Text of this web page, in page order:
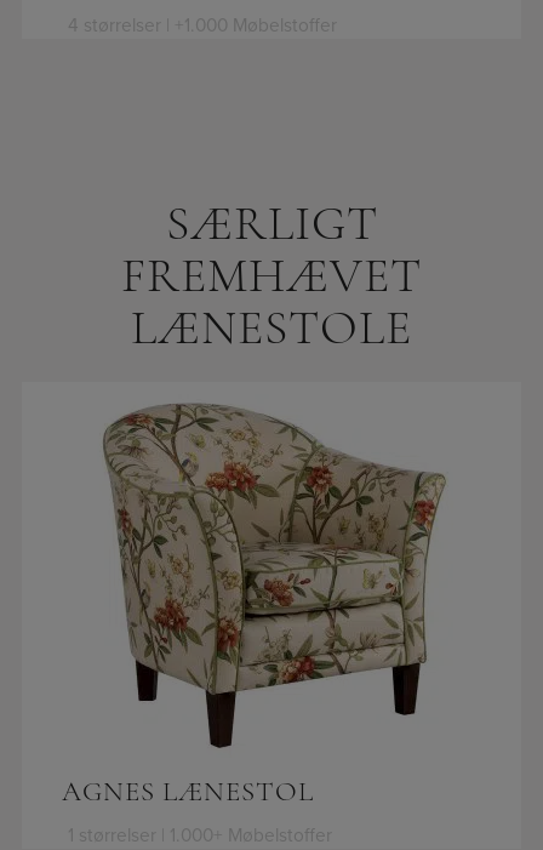
4 størrelser | +1.000 Møbelstoffer
SÆRLIGT
FREMHÆVET
LÆNESTOLE
AGNES LÆNESTOL
1 størrelser | 1.000+ Møbelstoffer